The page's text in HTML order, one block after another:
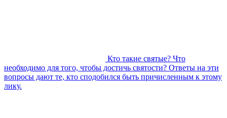
Кто такие святые? Что
необходимо для того, чтобы достичь святости? Ответы на эти
вопросы дают те, кто сподобился быть причисленным к этому
лику.